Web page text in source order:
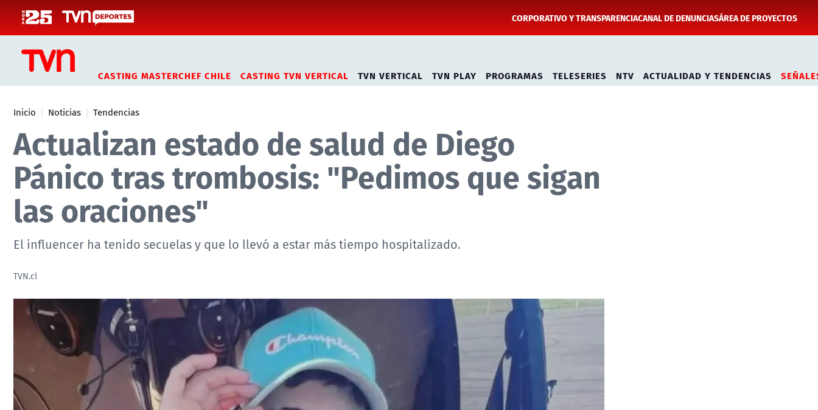
CORPORATIVO Y TRANSPARENCIACANAL DE DENUNCIASÁREA DE PROYECTOS
CASTING MASTERCHEF CHILE CASTING TVN VERTICAL TVN VERTICAL TVN PLAY PROGRAMAS TELESERIES NTV ACTUALIDAD Y TENDENCIAS
Inicio Noticias Tendencias
Actualizan estado de salud de Diego
Pánico tras trombosis: "Pedimos que sigan
las oraciones"
El influencer ha tenido secuelas y que lo llevó a estar más tiempo hospitalizado.
TVN.cl